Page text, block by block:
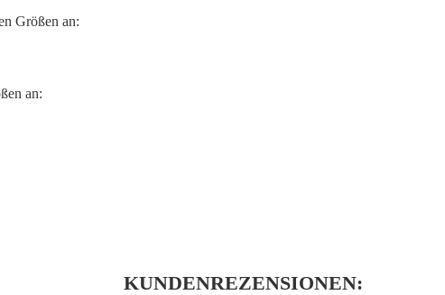
Größen an:
an:
KUNDENREZENSIONEN: